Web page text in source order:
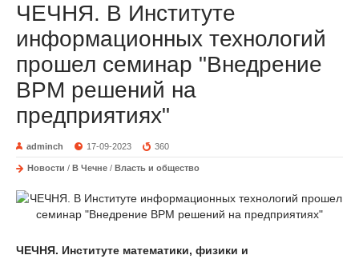
ЧЕЧНЯ. В Институте
информационных технологий
прошел семинар "Внедрение
ВРМ решений на
предприятиях"
adminch 17-09-2023 360
Новости / В Чечне / Власть и общество
ЧЕЧНЯ. Институте математики, физики и